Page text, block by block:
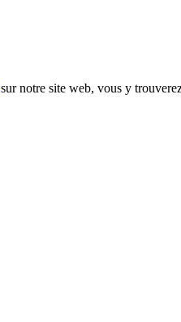
sur notre site web, vous y